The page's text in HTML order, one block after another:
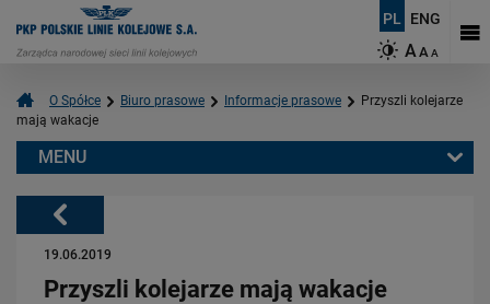
PL ENG
AAA
O Spółce Biuro prasowe Informacje prasowe
Przyszli kolejarze
mają wakacje
Powrót
19.06.2019
Przyszli kolejarze mają wakacje
MENU